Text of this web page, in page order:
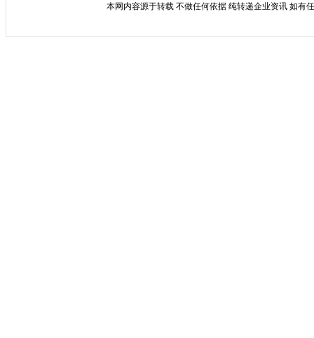
本网内容源于转载 不做任何依据 纯转递企业资讯 如有